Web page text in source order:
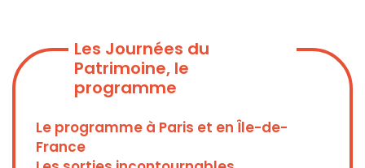
Les Journées du
Patrimoine, le
programme
Le programme à Paris et en Île-de-
France